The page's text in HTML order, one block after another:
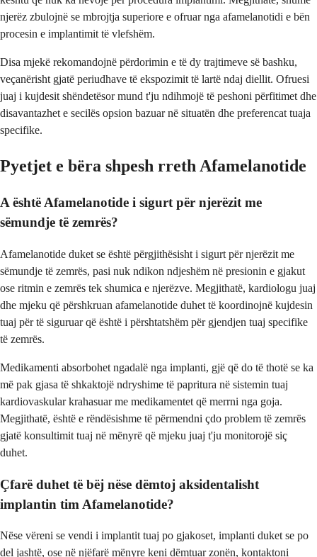
njerëz zbulojnë se mbrojtja superiore e ofruar nga afamelanotidi e bën
procesin e implantimit të vlefshëm.
Disa mjekë rekomandojnë përdorimin e të dy trajtimeve së bashku,
veçanërisht gjatë periudhave të ekspozimit të lartë ndaj diellit. Ofruesi
juaj i kujdesit shëndetësor mund t'ju ndihmojë të peshoni përfitimet dhe
disavantazhet e secilës opsion bazuar në situatën dhe preferencat tuaja
specifike.
Pyetjet e bëra shpesh rreth Afamelanotide
A është Afamelanotide i sigurt për njerëzit me
sëmundje të zemrës?
Afamelanotide duket se është përgjithësisht i sigurt për njerëzit me
sëmundje të zemrës, pasi nuk ndikon ndjeshëm në presionin e gjakut
ose ritmin e zemrës tek shumica e njerëzve. Megjithatë, kardiologu juaj
dhe mjeku që përshkruan afamelanotide duhet të koordinojnë kujdesin
tuaj për të siguruar që është i përshtatshëm për gjendjen tuaj specifike
të zemrës.
Medikamenti absorbohet ngadalë nga implanti, gjë që do të thotë se ka
më pak gjasa të shkaktojë ndryshime të papritura në sistemin tuaj
kardiovaskular krahasuar me medikamentet që merrni nga goja.
Megjithatë, është e rëndësishme të përmendni çdo problem të zemrës
gjatë konsultimit tuaj në mënyrë që mjeku juaj t'ju monitorojë siç
duhet.
Çfarë duhet të bëj nëse dëmtoj aksidentalisht
implantin tim Afamelanotide?
Nëse vëreni se vendi i implantit tuaj po gjakoset, implanti duket se po
del jashtë, ose në njëfarë mënyre keni dëmtuar zonën, kontaktoni